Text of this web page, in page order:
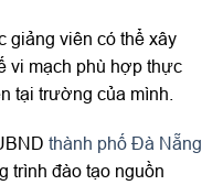
giảng viên có thể xây
vi mạch phù hợp thực
tại trường của mình.
thành phố Đà Nẵng
trình đào tạo nguồn